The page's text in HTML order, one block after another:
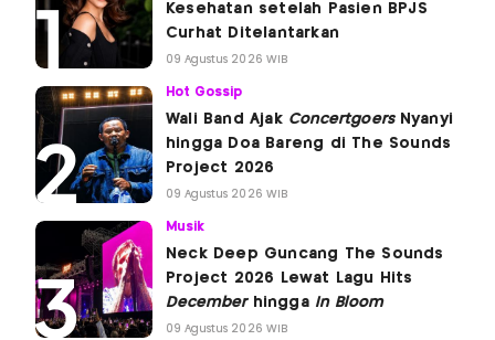
Kesehatan setelah Pasien BPJS
Curhat Ditelantarkan
09 Agustus 2026 WIB
Hot Gossip
Wali Band Ajak ConcertgoersNyanyi
hingga Doa Bareng di The Sounds
Project 2026
09 Agustus 2026 WIB
Musik
Neck Deep Guncang The Sounds
Project 2026 Lewat Lagu Hits
Decemberhingga In Bloom
09 Agustus 2026 WIB